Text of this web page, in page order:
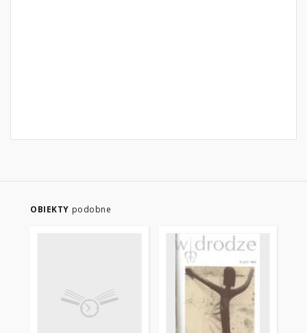
OBIEKTY podobne